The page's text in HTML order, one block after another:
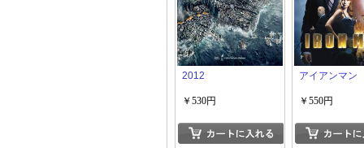
2012
￥530円
アイアンマン
￥550円